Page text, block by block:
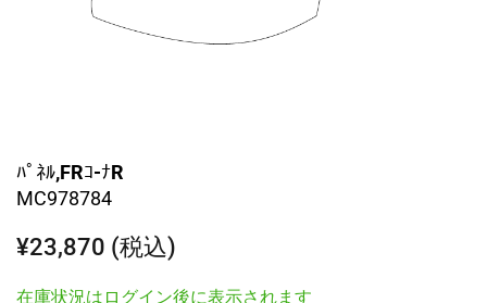
ﾊﾟﾈﾙ,FRｺ-ﾅR
MC978784
¥23,870 (税込)
在庫状況はログイン後に表示されます